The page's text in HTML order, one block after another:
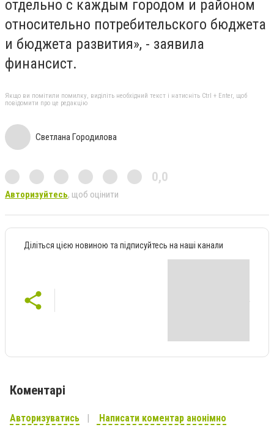
отдельно с каждым городом и районом
относительно потребительского бюджета
и бюджета развития», - заявила
финансист.
Якщо ви помітили помилку, виділіть необхідний текст і натисніть Ctrl + Enter, щоб
повідомити про це редакцію
Светлана Городилова
0,0
Авторизуйтесь, щоб оцінити
Діліться цією новиною та підписуйтесь на наші канали
Коментарі
Авторизуватись Написати коментар анонімно